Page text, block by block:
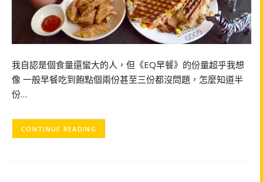
我自認是個食量還蠻大的人，但《EQ早餐》的份量超乎我想
像 一般早餐吃到飽點個兩份甚至三份都沒問題，怎麼知道半
份…
CONTINUE READING